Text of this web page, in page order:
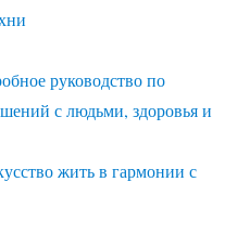
руководство по
с людьми, здоровья и
жить в гармонии с